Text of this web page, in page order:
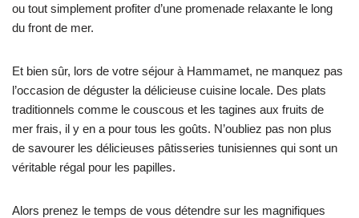
ou tout simplement profiter d’une promenade relaxante le long
du front de mer.
Et bien sûr, lors de votre séjour à Hammamet, ne manquez pas
l’occasion de déguster la délicieuse cuisine locale. Des plats
traditionnels comme le couscous et les tagines aux fruits de
mer frais, il y en a pour tous les goûts. N’oubliez pas non plus
de savourer les délicieuses pâtisseries tunisiennes qui sont un
véritable régal pour les papilles.
Alors prenez le temps de vous détendre sur les magnifiques